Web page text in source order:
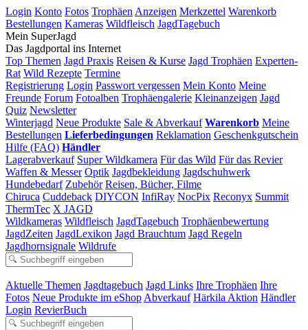
Login Konto Fotos Trophäen Anzeigen Merkzettel Warenkorb
Bestellungen Kameras Wildfleisch JagdTagebuch
Mein SuperJagd
Das Jagdportal ins Internet
Top Themen Jagd Praxis Reisen & Kurse Jagd Trophäen Experten-
Rat Wild Rezepte Termine
Registrierung Login Passwort vergessen Mein Konto Meine
Freunde Forum Fotoalben Trophäengalerie Kleinanzeigen Jagd
Quiz Newsletter
Winterjagd Neue Produkte Sale & Abverkauf Warenkorb Meine
Bestellungen Lieferbedingungen Reklamation Geschenkgutschein
Hilfe (FAQ) Händler
Lagerabverkauf Super Wildkamera Für das Wild Für das Revier
Waffen & Messer Optik Jagdbekleidung Jagdschuhwerk
Hundebedarf Zubehör Reisen, Bücher, Filme
Chiruca Cuddeback DIYCON InfiRay NocPix Reconyx Summit
ThermTec X JAGD
Wildkameras Wildfleisch JagdTagebuch Trophäenbewertung
JagdZeiten JagdLexikon Jagd Brauchtum Jagd Regeln
Jagdhornsignale Wildrufe
Aktuelle Themen Jagdtagebuch Jagd Links Ihre Trophäen Ihre
Fotos Neue Produkte im eShop Abverkauf Härkila Aktion Händler
Login RevierBuch